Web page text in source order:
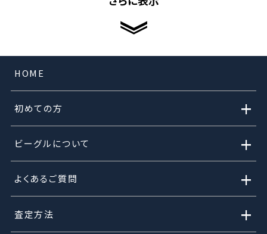
HOME
初めての方 +
ビーグルについて +
よくあるご質問 +
査定方法 +